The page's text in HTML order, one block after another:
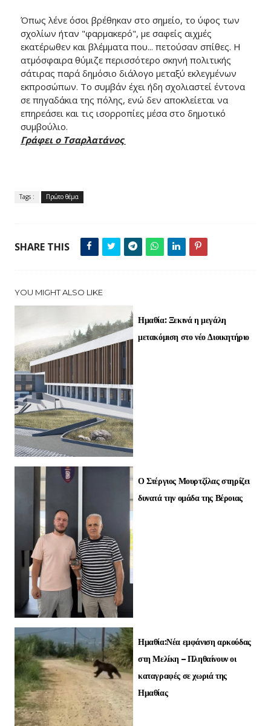
Όπως λένε όσοι βρέθηκαν στο σημείο, το ύφος των
σχολίων ήταν "φαρμακερό", με σαφείς αιχμές
εκατέρωθεν και βλέμματα που... πετούσαν σπίθες. Η
ατμόσφαιρα θύμιζε περισσότερο σκηνή πολιτικής
σάτιρας παρά δημόσιο διάλογο μεταξύ εκλεγμένων
εκπροσώπων. Το συμβάν έχει ήδη σχολιαστεί έντονα
σε πηγαδάκια της πόλης, ενώ δεν αποκλείεται να
επηρεάσει και τις ισορροπίες μέσα στο δημοτικό
συμβούλιο.
Γράφει ο Τσαρλατάνος
Tags : Πρώτο θέμα
SHARE THIS
YOU MIGHT ALSO LIKE
Ημαθία: Ξεκινά η μεγάλη
μετακόμιση στο νέο Διοικητήριο
Ο Στέργιος Μουρτζίλας στηρίζει
δυνατά την ομάδα της Βέροιας
Ημαθία:Νέα εμφάνιση αρκούδας
στη Μελίκη – Πληθαίνουν οι
καταγραφές σε χωριά της
Ημαθίας